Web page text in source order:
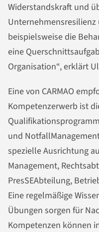
Widerstandskraft und
beispielsweise die
eine
Organisation“, erklärt
Eine von CARMAO
Kompetenzerwerb ist
und
spezielle Ausrichtung
Management,
PresSEAbteilung,
Eine regelmäßige
Übungen sorgen für
Kompetenzen können